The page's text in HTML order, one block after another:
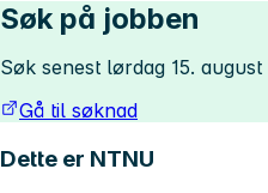
Søk på jobben
Søk senest lørdag 15. august
Gå til søknad
Dette er NTNU